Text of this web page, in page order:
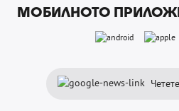
МОБИЛНОТО